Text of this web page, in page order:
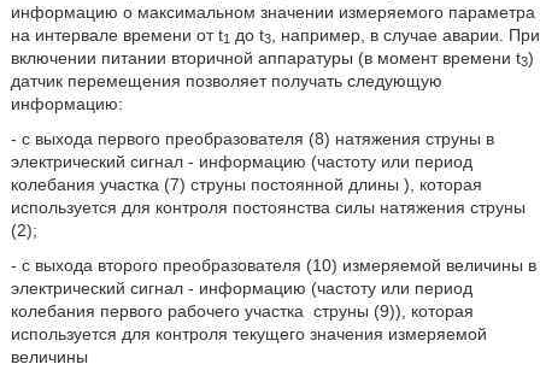
информацию о максимальном значении измеряемого параметра
на интервале времени от t1 до t3, например, в случае аварии. При
включении питании вторичной аппаратуры (в момент времени t3)
датчик перемещения позволяет получать следующую
информацию:
- с выхода первого преобразователя (8) натяжения струны в
электрический сигнал - информацию (частоту или период
колебания участка (7) струны постоянной длины ), которая
используется для контроля постоянства силы натяжения струны
(2);
- с выхода второго преобразователя (10) измеряемой величины в
электрический сигнал - информацию (частоту или период
колебания первого рабочего участка струны (9)), которая
используется для контроля текущего значения измеряемой
величины